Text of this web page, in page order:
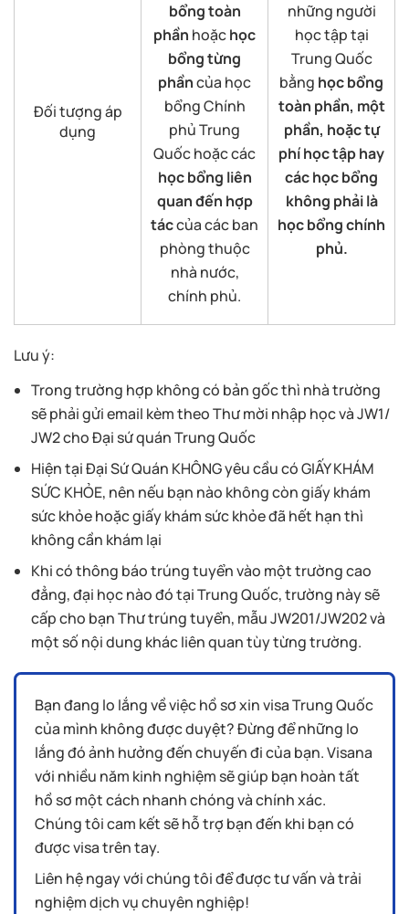
Đối tượng áp
dụng
bổng toàn
phần hoặchọc
bổng từng
phầncủa học
bổng Chính
phủ Trung
Quốc hoặc các
học bổng liên
quan đến hợp
táccủa các ban
phòng thuộc
nhà nước,
chính phủ.
những người
học tập tại
Trung Quốc
bằng học bổng
toàn phần, một
phần, hoặc tự
phí học tập hay
các học bổng
không phải là
học bổng chính
phủ.
Lưu ý:
Trong trường hợp không có bản gốc thì nhà trường
sẽ phải gửi email kèm theo Thư mời nhập học và JW1/
JW2 cho Đại sứ quán Trung Quốc
Hiện tại Đại Sứ Quán KHÔNG yêu cầu có GIẤY KHÁM
SỨC KHỎE, nên nếu bạn nào không còn giấy khám
sức khỏe hoặc giấy khám sức khỏe đã hết hạn thì
không cần khám lại
Khi có thông báo trúng tuyển vào một trường cao
đẳng, đại học nào đó tại Trung Quốc, trường này sẽ
cấp cho bạn Thư trúng tuyển, mẫu JW201/JW202 và
một số nội dung khác liên quan tùy từng trường.
Bạn đang lo lắng về việc hồ sơ xin visa Trung Quốc
của mình không được duyệt? Đừng để những lo
lắng đó ảnh hưởng đến chuyến đi của bạn. Visana
với nhiều năm kinh nghiệm sẽ giúp bạn hoàn tất
hồ sơ một cách nhanh chóng và chính xác.
Chúng tôi cam kết sẽ hỗ trợ bạn đến khi bạn có
được visa trên tay.
Liên hệ ngay với chúng tôi để được tư vấn và trải
nghiệm dịch vụ chuyên nghiệp!